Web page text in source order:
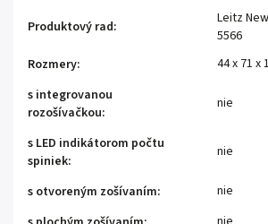
Produktový rad:
Leitz
5566
Rozmery:
44 x 71 x
s integrovanou
rozošívačkou:
nie
s LED indikátorom počtu
spiniek:
nie
s otvoreným zošívaním:
nie